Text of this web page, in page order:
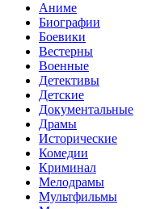
Аниме
Биографии
Боевики
Вестерны
Военные
Детективы
Детские
Документальные
Драмы
Исторические
Комедии
Криминал
Мелодрамы
Мультфильмы